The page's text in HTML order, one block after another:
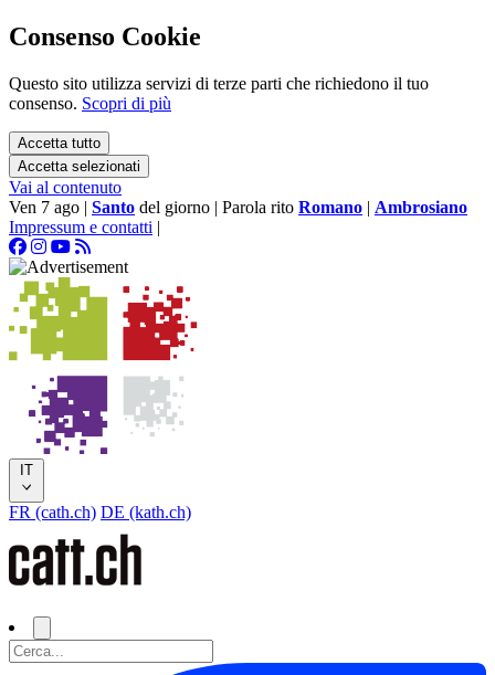
Consenso Cookie
Questo sito utilizza servizi di terze parti che richiedono il tuo
consenso. Scopri di più
Accetta tutto
Accetta selezionati
Vai al contenuto
Ven 7 ago | Santo del giorno | Parola rito Romano | Ambrosiano
Impressum e contatti |
IT
FR (cath.ch) DE (kath.ch)